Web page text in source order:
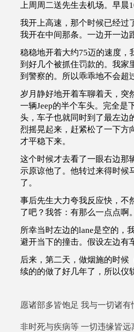
上周周二送先生去机场。早晨
我开上高速，那个时候已经过
我开在中间那条。一边开一边
稳稳地开着大约75迈的速度，
到好几个被抓住罚款的。我家
到警察的。所以乖乖地不会超
岁月静好地开着车聊着天，突
一辆Jeep的半个车头。完全是
头，车子也就同时到了最左边
烈摇晃起来，赶紧松了一下方
才平稳下来。
这个时候才去看了一眼右边那
示原谅他了。他转过来得时候
了。
事后先生大力夸我反应快，不
了吧？我答：有那么一点点啊
所幸当时左边的lane是空的，
避开当下的撞击。假设左边有
后来，第二天，做烟施的时候
续的的做了好几年了，所以仪
愿诸部多皆饱足 我与一切诸有
非时死与疾病等 一切违缘皆远